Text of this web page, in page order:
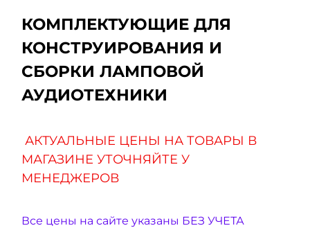
КОМПЛЕКТУЮЩИЕ ДЛЯ
КОНСТРУИРОВАНИЯ И
СБОРКИ ЛАМПОВОЙ
АУДИОТЕХНИКИ
АКТУАЛЬНЫЕ ЦЕНЫ НА ТОВАРЫ В
МАГАЗИНЕ УТОЧНЯЙТЕ У
МЕНЕДЖЕРОВ
Все цены на сайте указаны БЕЗ УЧЕТА